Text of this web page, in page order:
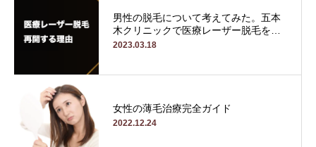
男性の脱毛について考えてみた。五本
木クリニックで医療レーザー脱毛を…
2023.03.18
女性の薄毛治療完全ガイド
2022.12.24